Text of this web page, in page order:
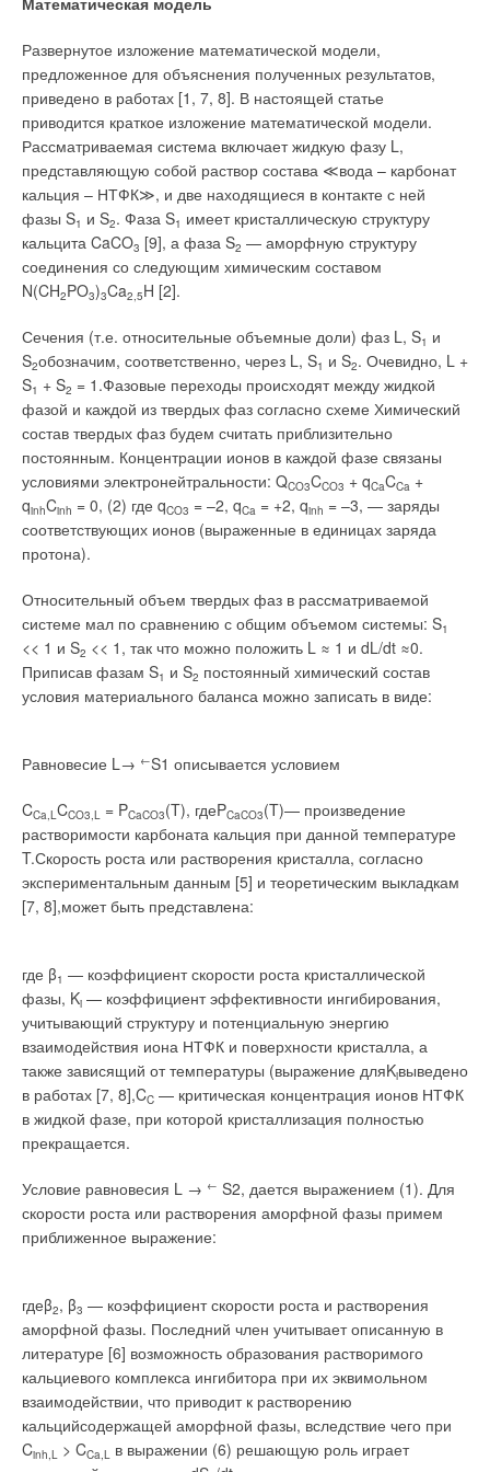
Развернутое изложение математической модели,
предложенное для объяснения полученных результатов,
приведено в работах [1, 7, 8]. В настоящей статье
приводится краткое изложение математической модели.
Рассматриваемая система включает жидкую фазу L,
представляющую собой раствор состава ≪вода – карбонат
кальция – НТФК≫, и две находящиеся в контакте с ней
фазы S1 и S2. Фаза S1 имеет кристаллическую структуру
кальцита CaCO3 [9], а фаза S2 — аморфную структуру
соединения со следующим химическим составом
N(CH2PO3)3Ca2,5H [2].
Сечения (т.е. относительные объемные доли) фаз L, S1 и
S2обозначим, соответственно, через L, S1 и S2. Очевидно, L +
S1 + S2 = 1.Фазовые переходы происходят между жидкой
фазой и каждой из твердых фаз согласно схеме Химический
состав твердых фаз будем считать приблизительно
постоянным. Концентрации ионов в каждой фазе связаны
условиями электронейтральности: QCO3CCO3 + qCaCCa +
qinhCinh = 0, (2) где qCO3 = –2, qCa = +2, qinh = –3, — заряды
соответствующих ионов (выраженные в единицах заряда
протона).
Относительный объем твердых фаз в рассматриваемой
системе мал по сравнению с общим объемом системы: S1
<< 1 и S2 << 1, так что можно положить L ≈ 1 и dL/dt ≈0.
Приписав фазам S1 и S2 постоянный химический состав
условия материального баланса можно записать в виде:
Равновесие L→ ←S1 описывается условием
CCa,L CCO3,L = PCaCO3(T), гдеPCaCO3(T)— произведение
растворимости карбоната кальция при данной температуре
T.Скорость роста или растворения кристалла, согласно
экспериментальным данным [5] и теоретическим выкладкам
[7, 8],может быть представлена:
где β1 — коэффициент скорости роста кристаллической
фазы, Ki — коэффициент эффективности ингибирования,
учитывающий структуру и потенциальную энергию
взаимодействия иона НТФК и поверхности кристалла, а
также зависящий от температуры (выражение дляKiвыведено
в работах [7, 8],CC — критическая концентрация ионов НТФК
в жидкой фазе, при которой кристаллизация полностью
прекращается.
Условие равновесия L → ← S2, дается выражением (1). Для
скорости роста или растворения аморфной фазы примем
приближенное выражение:
гдеβ2, β3 — коэффициент скорости роста и растворения
аморфной фазы. Последний член учитывает описанную в
литературе [6] возможность образования растворимого
кальциевого комплекса ингибитора при их эквимольном
взаимодействии, что приводит к растворению
кальцийсодержащей аморфной фазы, вследствие чего при
Cinh,L > CCa,L
в выражении (6) решающую роль играет
доочистка муниципальной воды может быть разделена на
две составляющие: предфильтрация (до состояния «можно
мыться») и окончательная очистка воды для приготовления
пищи, включающая кондиционирование.
Исходя из этого, для фильтра АКВАФОР «Викинг»
предлагаются три сменных фильтрующих модуля: В520-13—
предварительная очистка холодной, В520-14— горячей
воды, модуль В150ПЛЮС очистит холодную воду до
«питьевого» состояния. Большой размер водоочистителя и
использование в изготовлении модулей технологии
карбонблок (один карбонблок, с меньшим размером пор,
коаксиально располагается в другом карбонблоке— с
большим размером пор) позволило создать водоочиститель
с большим ресурсом (модуль В520-13 очистит 100 тыс. л
воды, модуль В520-14— 40 тыс. л воды, В150ПЛЮС — 40
тыс. л воды).
Водоочиститель с такой высокой производительностью
(скорость фильтрации В520-13 и В520-14— 25 л/мин, а
В150ПЛЮС— 10 л/мин) может использоваться не только в
квартире или коттедже, но и там, где чистая вода нужна
детских садах и школах. На секционных заседаниях и других
мероприятиях конгресса были доложены и обсуждены более
650 докладов и сообщений.
В Программе ЭКВАТЭК ’2006 сохранена главная
ресурсов, проблем водоснабжения и водоотведения,
сектора, влияния водного фактора на условия жизни и
здоровье населения. При этом на обсуждение вынесены
наиболее существенные с практической точки зрения
вопросы.
качество научных и практических разработок, технико-
технологических решений, аппаратуры, оборудования,
информационного обеспечения и т.п. В соответствии с этим
было выстроено и конкретное содержание планируемых
мероприятий конгресса.Раздел «Водные ресурсы»
представлен секциями «Ресурсы, качество, использование и
охрана поверхностных вод» и «Ресурсы, качество,
использование и охрана подземных вод».
Он охватывает проблемы оценки количества, качества
водных ресурсов в XXI в., допустимых пределов их
использования, влияния глобальных климатических
перераспределения водных ресурсов, создания и
эксплуатации водохранилищ.
В разделе «Водоснабжение и водоотведение»
(представленном секциями «Водоснабжение»,
«Водоотведение и очистка сточных вод», «Автоматизация,
энергоресурсосбережение, информационные технологии в